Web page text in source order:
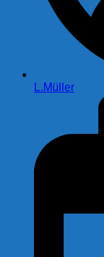
L.Müller